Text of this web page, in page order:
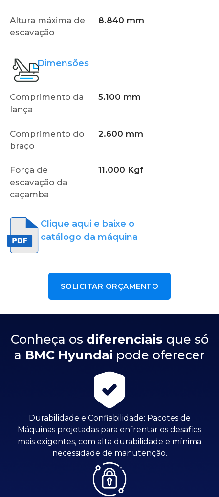
Altura máxima de
escavação
8.840 mm
Dimensões
Comprimento da
lança
5.100 mm
Comprimento do
braço
2.600 mm
Força de
escavação da
caçamba
11.000 Kgf
Clique aqui e baixe o
catálogo da máquina
SOLICITAR ORÇAMENTO
Conheça os diferenciais que só
a BMC Hyundai pode oferecer
Durabilidade e Confiabilidade: Pacotes de
Máquinas projetadas para enfrentar os desafios
mais exigentes, com alta durabilidade e mínima
necessidade de manutenção.